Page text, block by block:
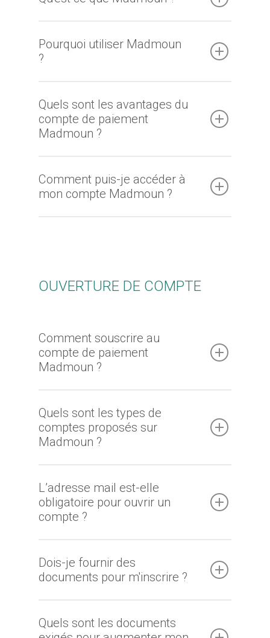
Pourquoi utiliser Madmoun
?
Quels sont les avantages du
compte de paiement
Madmoun ?
Comment puis-je accéder à
mon compte Madmoun ?
OUVERTURE DE COMPTE
Comment souscrire au
compte de paiement
Madmoun ?
Quels sont les types de
comptes proposés sur
Madmoun ?
L’adresse mail est-elle
obligatoire pour ouvrir un
compte ?
Dois-je fournir des
documents pour m'inscrire ?
Quels sont les documents